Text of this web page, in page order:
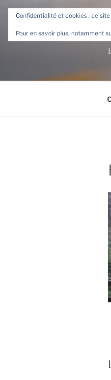
contenu
principal
Confidentialité et cookies : ce
Pour en savoir plus, notamment